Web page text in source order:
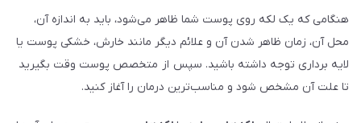
هنگامی که یک لکه روی پوست شما ظاهر می‌شود‌، باید به اندازه آن،
محل آن، زمان ظاهر شدن آن و علائم دیگر مانند خارش، خشکی پوست یا
لایه برداری توجه داشته باشید. سپس از متخصص پوست وقت بگیرید
تا علت آن مشخص شود و مناسب‌ترین درمان را آغاز کنید.